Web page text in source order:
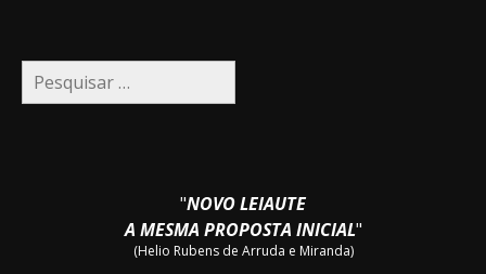
Pesquisar
por:
"NOVO LEIAUTE
A MESMA PROPOSTA INICIAL"
(Helio Rubens de Arruda e Miranda)